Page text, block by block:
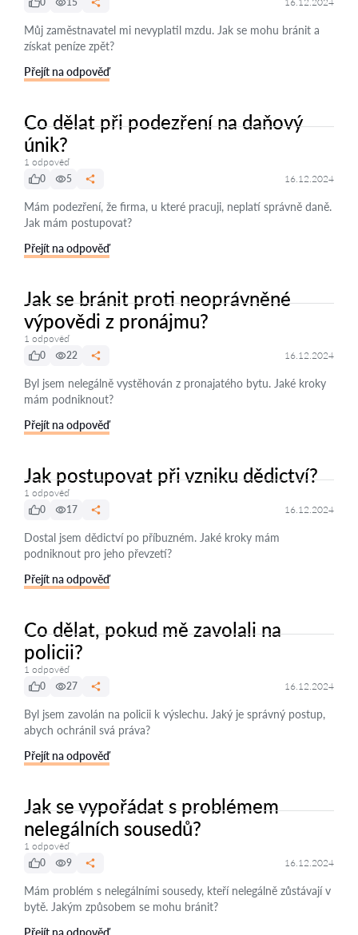
Můj zaměstnavatel mi nevyplatil mzdu. Jak se mohu bránit a
získat peníze zpět?
Přejít na odpověď
Co dělat při podezření na daňový
únik?
1 odpověď
0
5 16.12.2024
Mám podezření, že firma, u které pracuji, neplatí správně daně.
Jak mám postupovat?
Přejít na odpověď
Jak se bránit proti neoprávněné
výpovědi z pronájmu?
1 odpověď
0
22 16.12.2024
Byl jsem nelegálně vystěhován z pronajatého bytu. Jaké kroky
mám podniknout?
Přejít na odpověď
Jak postupovat při vzniku dědictví?
1 odpověď
0
17 16.12.2024
Dostal jsem dědictví po příbuzném. Jaké kroky mám
podniknout pro jeho převzetí?
Přejít na odpověď
Co dělat, pokud mě zavolali na
policii?
1 odpověď
0
27 16.12.2024
Byl jsem zavolán na policii k výslechu. Jaký je správný postup,
abych ochránil svá práva?
Přejít na odpověď
Jak se vypořádat s problémem
nelegálních sousedů?
1 odpověď
0
9 16.12.2024
Mám problém s nelegálními sousedy, kteří nelegálně zůstávají v
bytě. Jakým způsobem se mohu bránit?
Přejít na odpověď